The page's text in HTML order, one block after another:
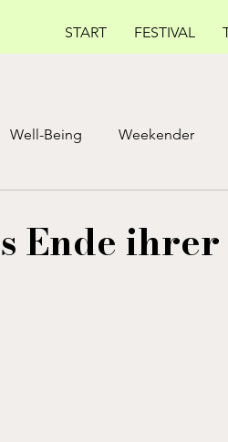
START FESTIVAL
Well-Being Weekender
Ende ihrer